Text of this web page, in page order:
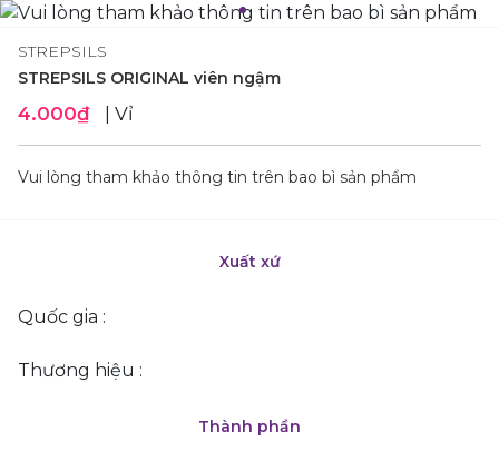
STREPSILS
STREPSILS ORIGINAL viên ngậm
4.000₫ | Vỉ
Vui lòng tham khảo thông tin trên bao bì sản phẩm
Xuất xứ
Quốc gia :
Thương hiệu :
Thành phần